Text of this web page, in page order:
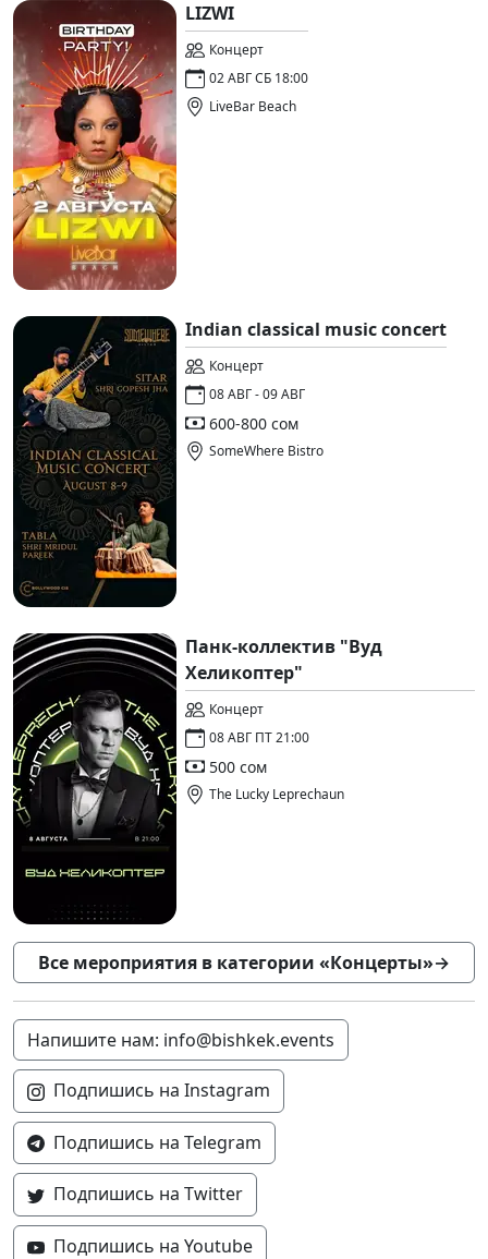
LIZWI
Концерт
02 АВГ СБ 18:00
LiveBar Beach
Indian classical music concert
Концерт
08 АВГ - 09 АВГ
600-800 сом
SomeWhere Bistro
Панк-коллектив "Вуд
Хеликоптер"
Концерт
08 АВГ ПТ 21:00
500 сом
The Lucky Leprechaun
Все мероприятия в категории «Концерты»→
Напишите нам: info@bishkek.events
Подпишись на Instagram
Подпишись на Telegram
Подпишись на Twitter
Подпишись на Youtube